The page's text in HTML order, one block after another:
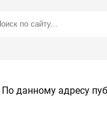
По данному адресу